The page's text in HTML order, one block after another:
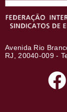
Avenida Rio
RJ, 20040-009 -